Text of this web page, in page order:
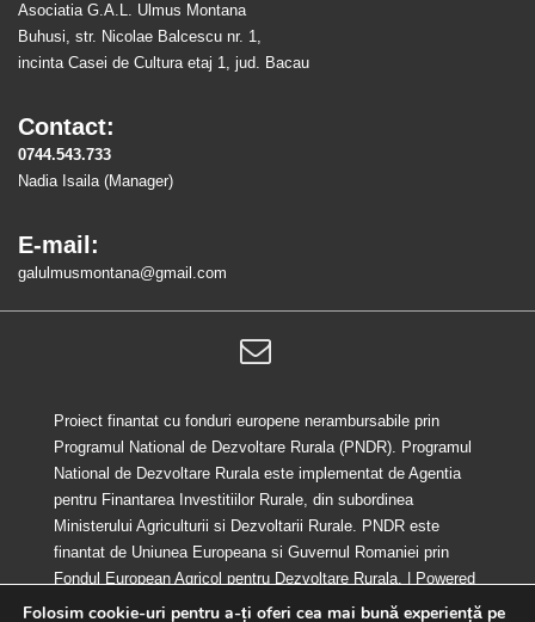
Asociatia G.A.L. Ulmus Montana
Buhusi, str. Nicolae Balcescu nr. 1,
incinta Casei de Cultura etaj 1, jud. Bacau
Contact:
0744.543.733
Nadia Isaila (Manager)
E-mail:
galulmusmontana@gmail.com
Proiect finantat cu fonduri europene nerambursabile prin
Programul National de Dezvoltare Rurala (PNDR). Programul
National de Dezvoltare Rurala este implementat de Agentia
pentru Finantarea Investitiilor Rurale, din subordinea
Ministerului Agriculturii si Dezvoltarii Rurale. PNDR este
finantat de Uniunea Europeana si Guvernul Romaniei prin
Fondul European Agricol pentru Dezvoltare Rurala.
| Powered
by
Responsive Theme
Folosim cookie-uri pentru a-ți oferi cea mai bună experiență pe